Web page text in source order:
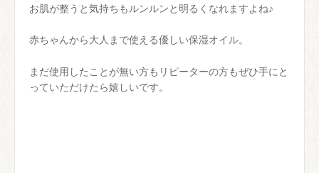
お肌が整うと気持ちもルンルンと明るくなれますよね♪
赤ちゃんから大人まで使える優しい保湿オイル。
まだ使用したことが無い方もリピーターの方もぜひ手にと
っていただけたら嬉しいです。